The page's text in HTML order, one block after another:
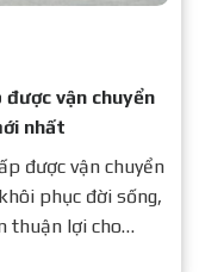
vận chuyển
nhất
được vận chuyển
phục đời sống,
thuận lợi cho